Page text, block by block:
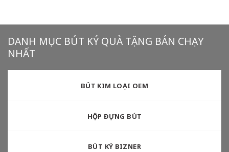
DANH MỤC BÚT KÝ QUÀ TẶNG BÁN CHẠY
NHẤT
BÚT KIM LOẠI OEM
HỘP ĐỰNG BÚT
BÚT KÝ BIZNER